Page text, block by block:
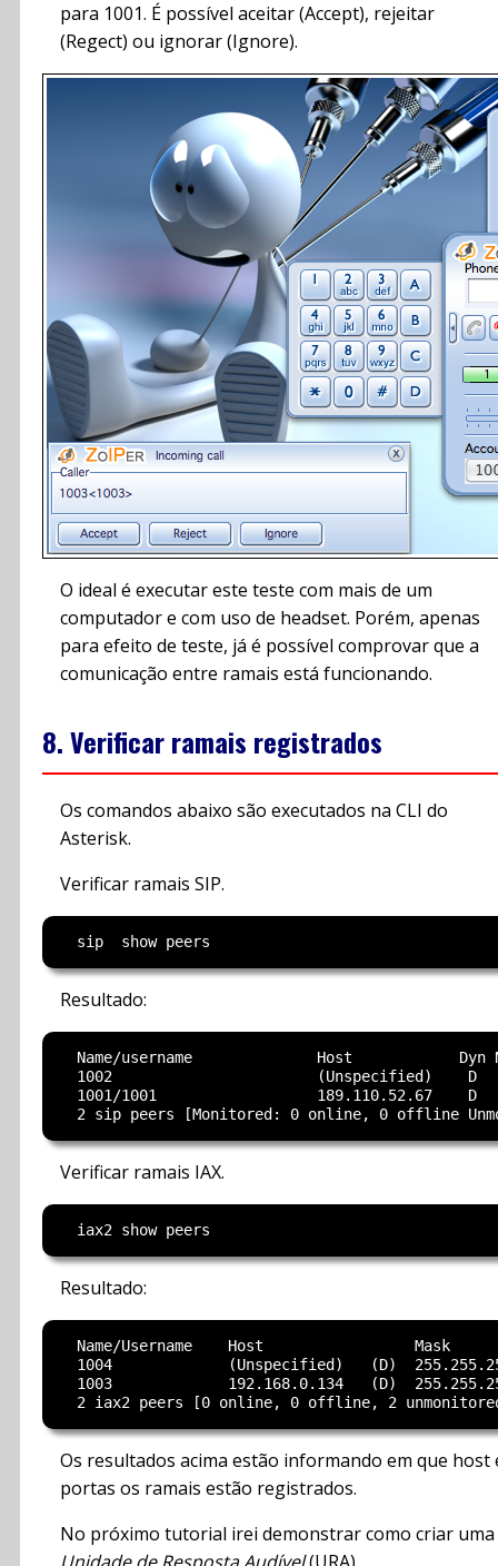
para 1001. É possível aceitar (Accept), rejeitar
(Regect) ou ignorar (Ignore).
O ideal é executar este teste com mais de um
computador e com uso de headset. Porém, apenas
para efeito de teste, já é possível comprovar que a
comunicação entre ramais está funcionando.
8. Verificar ramais registrados
Os comandos abaixo são executados na CLI do
Asterisk.
Verificar ramais SIP.
Resultado:
Name/username              Host            Dyn
1002                       (Unspecified)    D
1001/1001                  189.110.52.67    D
Verificar ramais IAX.
Resultado:
Name/Username    Host                 Mask
1004             (Unspecified)   (D)
1003             192.168.0.134   (D)
Os resultados acima estão informando em que host
portas os ramais estão registrados.
No próximo tutorial irei demonstrar como criar uma